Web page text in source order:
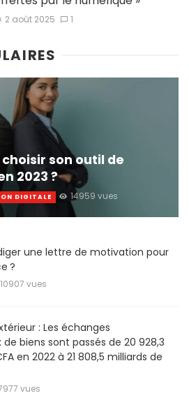
2 août 2025 1
son outil de
2023 ?
DIGITALE 14959 vues
une lettre de motivation pour
?
10907 vues
: Les échanges
biens sont passés de 20 928,3
en 2022 à 21 808,5 milliards de
vues